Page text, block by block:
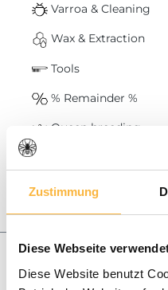
Zustimmung
Diese Webseite
Diese Website benutzt
Varroa & Cleaning
Wax & Extraction
Tools
% Remainder %
Queen breeding
Baskets & Swarms
Honey
Blog